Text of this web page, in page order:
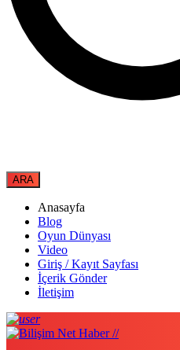
Anasayfa
Blog
Oyun Dünyası
Video
Giriş / Kayıt Sayfası
İçerik Gönder
İletişim